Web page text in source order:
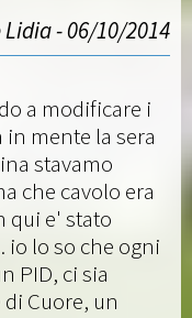
- 06/10/2014
a modificare i
mente la sera
stavamo
che cavolo era
qui e' stato
io lo so che ogni
PID, ci sia
Cuore, un